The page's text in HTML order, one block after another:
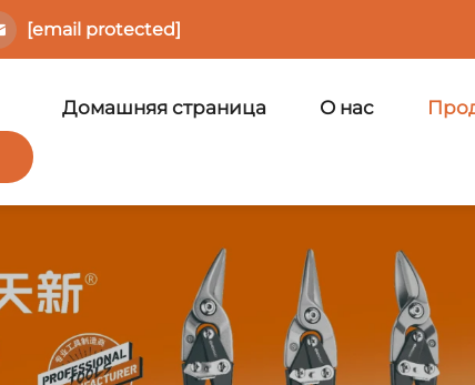
[email protected]
Домашняя страница О нас